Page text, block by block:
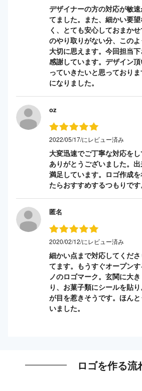
デザイナーの方の対応が敏
てました。また、細かい要
く、とても安心しておまか
のやり取りがない分、この
大切に思えます。今回担当
感謝しています。デザイン
っていきたいと思っており
になりました。
oz
2022/05/17/にレビュー済み
大変迅速でご丁寧な対応をし
ありがとうございました。
満足しています。ロゴ作成
たらおすすめするつもりです
匿名
2020/02/12/にレビュー済み
細かい点まで対応してくだ
てます。もうすぐオープン
ノのロゴマーク。玄関に大
り、お菓子類にシールを貼
が目を惹きそうです。ほん
いました。
ロゴを作る流